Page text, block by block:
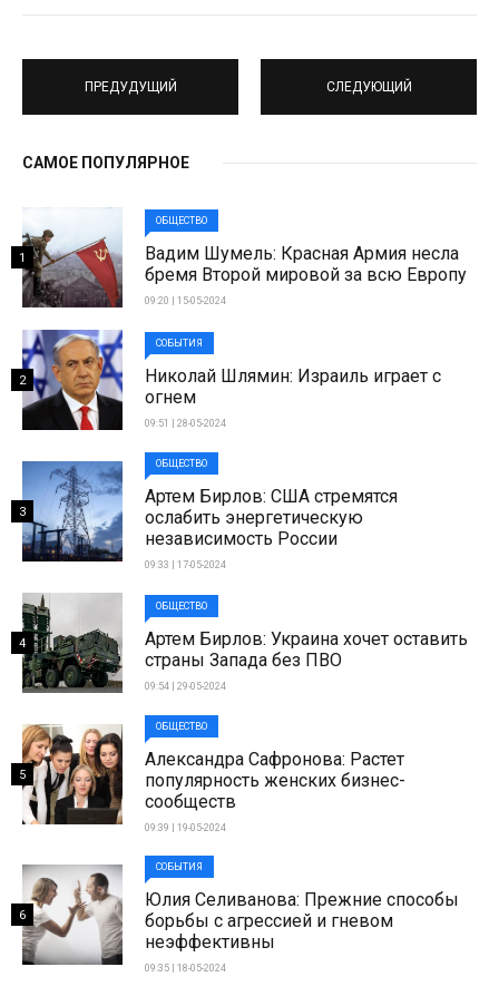
ПРЕДУДУЩИЙ СЛЕДУЮЩИЙ
САМОЕ ПОПУЛЯРНОЕ
ОБЩЕСТВО
Вадим Шумель: Красная Армия несла
бремя Второй мировой за всю Европу
09:20 | 15-05-2024
1
СОБЫТИЯ
Николай Шлямин: Израиль играет с
огнем
09:51 | 28-05-2024
2
ОБЩЕСТВО
Артем Бирлов: США стремятся
ослабить энергетическую
независимость России
09:33 | 17-05-2024
3
ОБЩЕСТВО
Артем Бирлов: Украина хочет оставить
страны Запада без ПВО
09:54 | 29-05-2024
4
ОБЩЕСТВО
Александра Сафронова: Растет
популярность женских бизнес-
сообществ
09:39 | 19-05-2024
5
СОБЫТИЯ
Юлия Селиванова: Прежние способы
борьбы с агрессией и гневом
неэффективны
09:35 | 18-05-2024
6